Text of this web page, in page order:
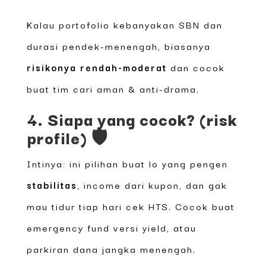
Kalau portofolio kebanyakan SBN dan
durasi pendek-menengah, biasanya
risikonya rendah-moderat dan cocok
buat tim cari aman & anti-drama.
4. Siapa yang cocok? (risk
profile) 🛡️
Intinya: ini pilihan buat lo yang pengen
stabilitas , income dari kupon, dan gak
mau tidur tiap hari cek HTS. Cocok buat
emergency fund versi yield, atau
parkiran dana jangka menengah.